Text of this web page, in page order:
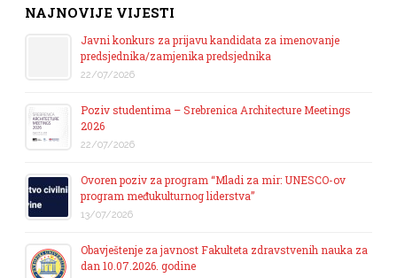
NAJNOVIJE VIJESTI
Javni konkurs za prijavu kandidata za imenovanje
predsjednika/zamjenika predsjednika
22/07/2026
Poziv studentima – Srebrenica Architecture Meetings
2026
22/07/2026
Ovoren poziv za program “Mladi za mir: UNESCO-ov
program međukulturnog liderstva”
13/07/2026
Obavještenje za javnost Fakulteta zdravstvenih nauka za
dan 10.07.2026. godine